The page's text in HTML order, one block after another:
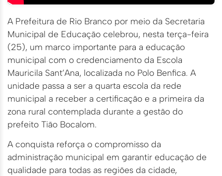
A Prefeitura de Rio Branco por meio da Secretaria
Municipal de Educação celebrou, nesta terça-feira
(25), um marco importante para a educação
municipal com o credenciamento da Escola
Mauricila Sant’Ana, localizada no Polo Benfica. A
unidade passa a ser a quarta escola da rede
municipal a receber a certificação e a primeira da
zona rural contemplada durante a gestão do
prefeito Tião Bocalom.
A conquista reforça o compromisso da
administração municipal em garantir educação de
qualidade para todas as regiões da cidade,